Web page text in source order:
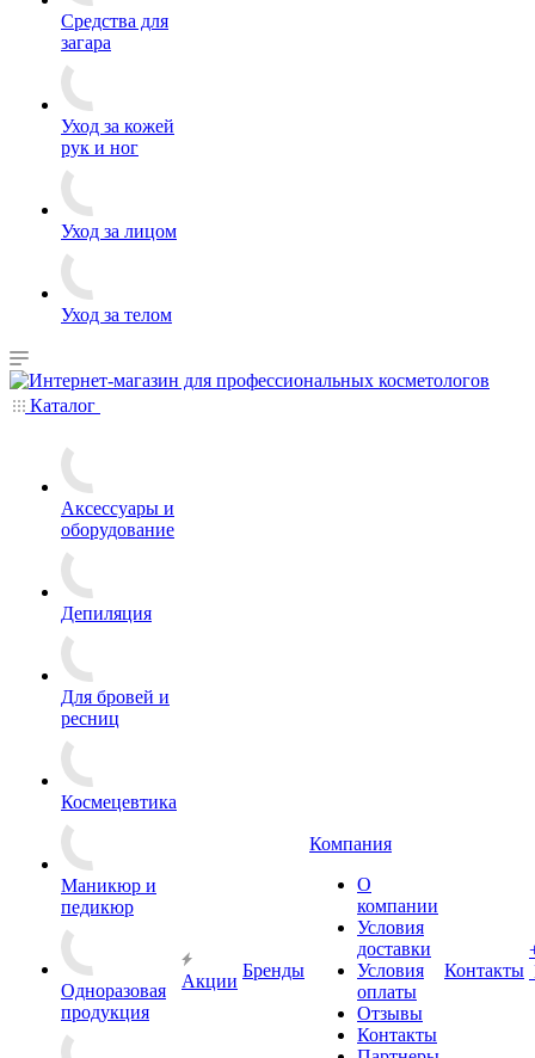
Средства для
загара
Уход за кожей
рук и ног
Уход за лицом
Уход за телом
Каталог
Аксессуары и
оборудование
Депиляция
Для бровей и
ресниц
Космецевтика
Маникюр и
педикюр
Одноразовая
продукция
Акции
Бренды
Компания
О
компании
Условия
доставки
Условия
оплаты
Отзывы
Контакты
Контакты